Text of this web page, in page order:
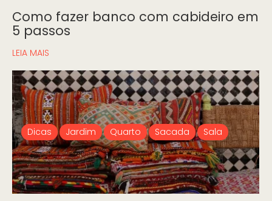
Como fazer banco com cabideiro em
5 passos
LEIA MAIS
Dicas Jardim Quarto Sacada Sala